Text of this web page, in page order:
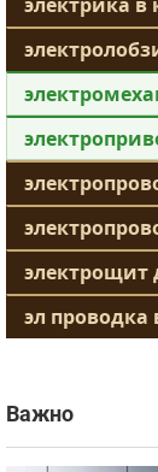
электрощит
эл проводка
Важно